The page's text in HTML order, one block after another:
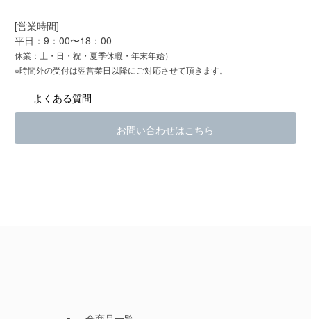
[営業時間]
平日：9：00〜18：00
休業：土・日・祝・夏季休暇・年末年始）
※時間外の受付は翌営業日以降にご対応させて頂きます。
よくある質問
お問い合わせはこちら